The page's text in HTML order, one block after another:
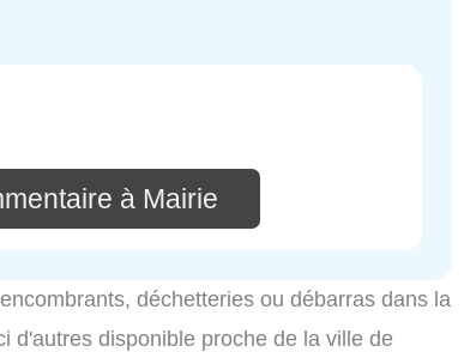
à Mairie
déchetteries ou débarras dans la
d'autres disponible proche de la ville de